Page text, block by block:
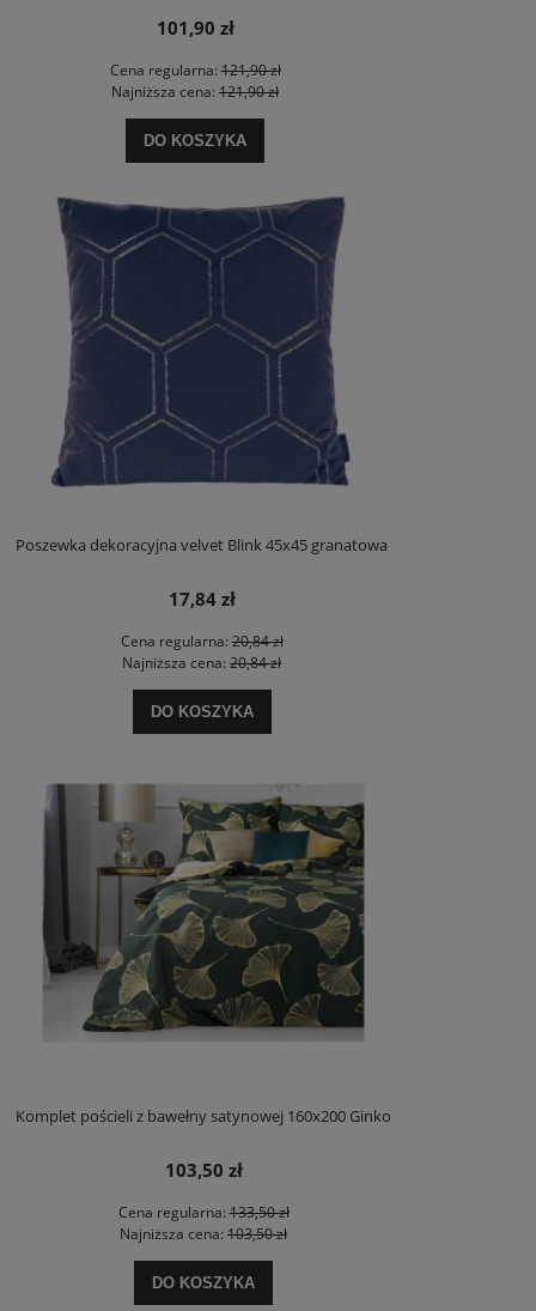
101,90 zł
Cena regularna:121,90 zł
Najniższa cena: 121,90 zł
DO KOSZYKA
Poszewka dekoracyjna velvet Blink 45x45 granatowa
17,84 zł
Cena regularna:20,84 zł
Najniższa cena: 20,84 zł
DO KOSZYKA
Komplet pościeli z bawełny satynowej 160x200 Ginko
103,50 zł
Cena regularna:133,50 zł
Najniższa cena: 103,50 zł
DO KOSZYKA